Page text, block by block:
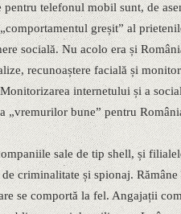
telefonul mobil sunt, de
greșit” al
socială. Nu acolo era și
recunoaștere facială și
internetului și a
„vremurilor bune” pentru
sale de tip shell, și
criminalitate și spionaj.
se comportă la fel. Angajații